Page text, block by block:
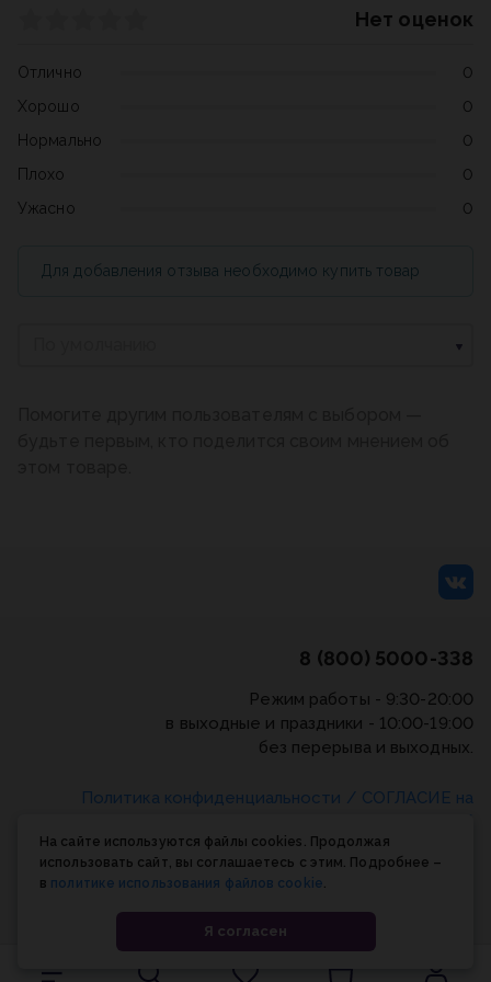
Нет оценок
Отлично
0
Хорошо
0
Нормально
0
Плохо
0
Ужасно
0
Для добавления отзыва необходимо купить товар
8 (800) 5000-338
Режим работы - 9:30-20:00
в выходные и праздники - 10:00-19:00
без перерыва и выходных.
Политика конфиденциальности / СОГЛАСИЕ на
использовании cookie-файлов
На сайте используются файлы cookies. Продолжая
использовать сайт, вы соглашаетесь с этим. Подробнее –
в политике использования файлов cookie.
Я согласен